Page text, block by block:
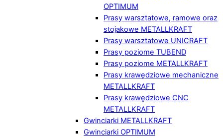
OPTIMUM
Prasy warsztatowe, ramowe oraz
stojakowe METALLKRAFT
Prasy warsztatowe UNICRAFT
Prasy poziome TUBEND
Prasy poziome METALLKRAFT
Prasy krawędziowe mechaniczne
METALLKRAFT
Prasy krawędziowe CNC
METALLKRAFT
Gwinciarki METALLKRAFT
Gwinciarki OPTIMUM